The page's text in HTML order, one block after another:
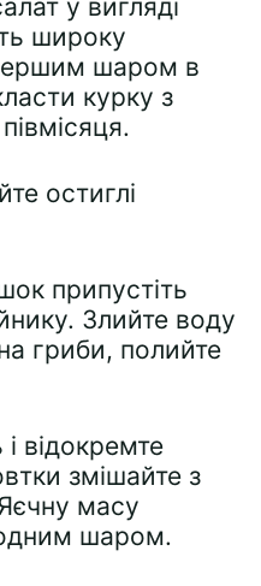
у вигляді
широку
шаром в
курку з
остиглі
припустіть
Злийте воду
гриби, полийте
відокремте
змішайте з
масу
шаром.